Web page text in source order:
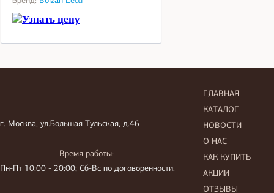
Узнать цену
г. Москва, ул.Большая Тульская, д.46
Время работы:
Пн-Пт 10:00 - 20:00; Сб-Вс по договоренности.
ГЛАВНАЯ
КАТАЛОГ
НОВОСТИ
О НАС
КАК КУПИТЬ
АКЦИИ
ОТЗЫВЫ